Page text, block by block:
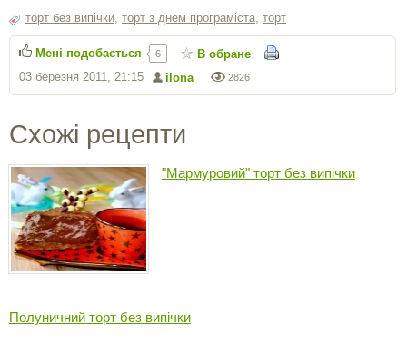
торт без випічки, торт з днем програміста, торт
2826
ilona
03 березня 2011, 21:15
Мені подобається 6 В обране
Схожі рецепти
"Мармуровий" торт без випічки
Полуничний торт без випічки